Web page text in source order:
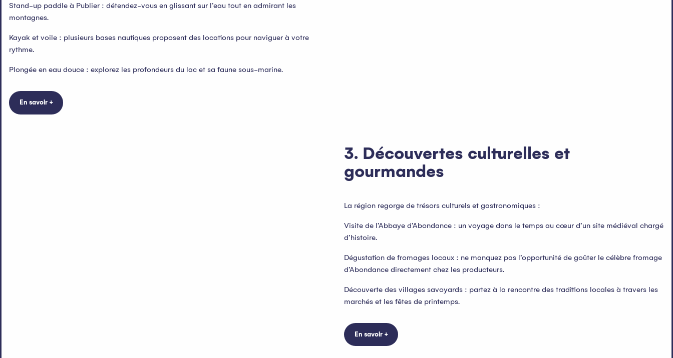
Stand-up paddle à Publier : détendez-vous en glissant sur l’eau tout en admirant les
montagnes.
Kayak et voile : plusieurs bases nautiques proposent des locations pour naviguer à votre
rythme.
Plongée en eau douce : explorez les profondeurs du lac et sa faune sous-marine.
En savoir +
3. Découvertes culturelles et
gourmandes
La région regorge de trésors culturels et gastronomiques :
Visite de l’Abbaye d’Abondance : un voyage dans le temps au cœur d’un site médiéval chargé
d’histoire.
Dégustation de fromages locaux : ne manquez pas l’opportunité de goûter le célèbre fromage
d’Abondance directement chez les producteurs.
Découverte des villages savoyards : partez à la rencontre des traditions locales à travers les
marchés et les fêtes de printemps.
En savoir +